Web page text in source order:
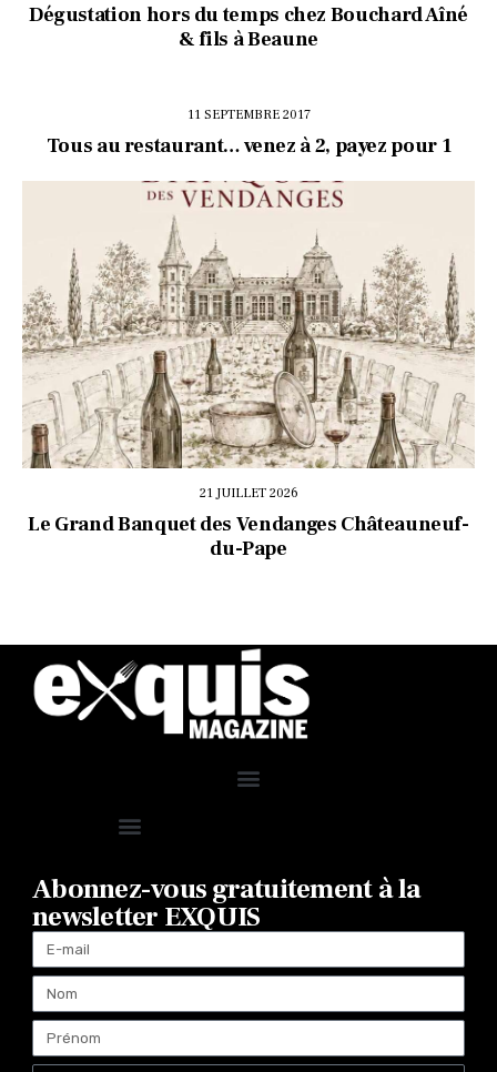
Dégustation hors du temps chez Bouchard Aîné
& fils à Beaune
11 SEPTEMBRE 2017
Tous au restaurant… venez à 2, payez pour 1
21 JUILLET 2026
Le Grand Banquet des Vendanges Châteauneuf-
du-Pape
Abonnez-vous gratuitement à la
newsletter EXQUIS